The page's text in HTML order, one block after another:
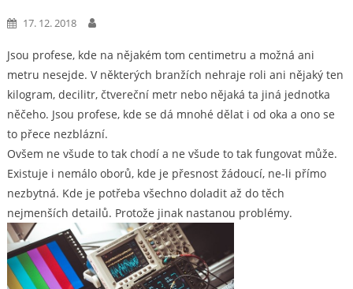
17. 12. 2018
Jsou profese, kde na nějakém tom centimetru a možná ani
metru nesejde. V některých branžích nehraje roli ani nějaký ten
kilogram, decilitr, čtvereční metr nebo nějaká ta jiná jednotka
něčeho. Jsou profese, kde se dá mnohé dělat i od oka a ono se
to přece nezblázní.
Ovšem ne všude to tak chodí a ne všude to tak fungovat může.
Existuje i nemálo oborů, kde je přesnost žádoucí, ne-li přímo
nezbytná. Kde je potřeba všechno doladit až do těch
nejmenších detailů. Protože jinak nastanou problémy.